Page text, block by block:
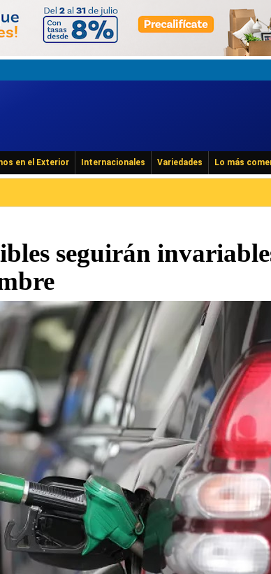
en el Exterior Internacionales Variedades Lo más
seguirán